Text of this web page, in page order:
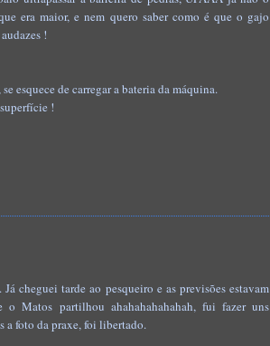
era maior, e nem quero saber como é que o gajo
!
esquece de carregar a bateria da máquina.
!
cheguei tarde ao pesqueiro e as previsões estavam
Matos partilhou ahahahahahahah, fui fazer uns
a foto da praxe, foi libertado.